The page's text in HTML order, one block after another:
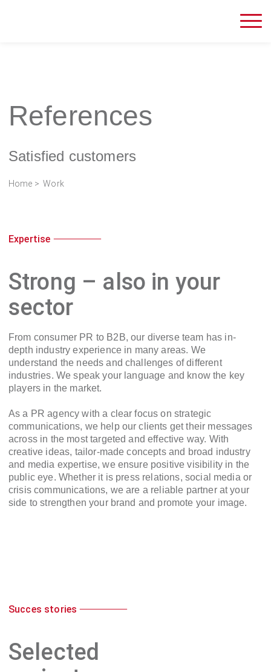
References
Satisfied customers
Home > Work
Expertise
Strong – also in your
sector
From consumer PR to B2B, our diverse team has in-
depth industry experience in many areas. We
understand the needs and challenges of different
industries. We speak your language and know the key
players in the market.
As a PR agency with a clear focus on strategic
communications, we help our clients get their messages
across in the most targeted and effective way. With
creative ideas, tailor-made concepts and broad industry
and media expertise, we ensure positive visibility in the
public eye. Whether it is press relations, social media or
crisis communications, we are a reliable partner at your
side to strengthen your brand and promote your image.
Succes stories
Selected